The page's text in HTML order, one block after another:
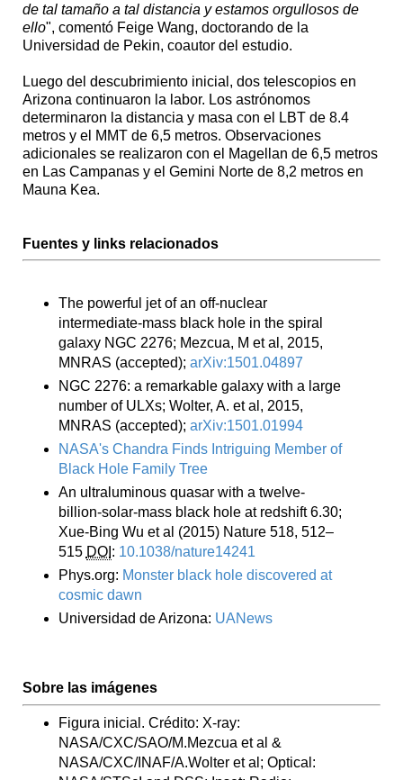
de tal tamaño a tal distancia y estamos orgullosos de
ello", comentó Feige Wang, doctorando de la
Universidad de Pekin, coautor del estudio.
Luego del descubrimiento inicial, dos telescopios en
Arizona continuaron la labor. Los astrónomos
determinaron la distancia y masa con el LBT de 8.4
metros y el MMT de 6,5 metros. Observaciones
adicionales se realizaron con el Magellan de 6,5 metros
en Las Campanas y el Gemini Norte de 8,2 metros en
Mauna Kea.
Fuentes y links relacionados
The powerful jet of an off-nuclear
intermediate-mass black hole in the spiral
galaxy NGC 2276; Mezcua, M et al, 2015,
MNRAS (accepted); arXiv:1501.04897
NGC 2276: a remarkable galaxy with a large
number of ULXs; Wolter, A. et al, 2015,
MNRAS (accepted); arXiv:1501.01994
NASA's Chandra Finds Intriguing Member of
Black Hole Family Tree
An ultraluminous quasar with a twelve-
billion-solar-mass black hole at redshift 6.30;
Xue-Bing Wu et al (2015) Nature 518, 512–
515 DOI : 10.1038/nature14241
Phys.org: Monster black hole discovered at
cosmic dawn
Universidad de Arizona: UANews
Sobre las imágenes
Figura inicial. Crédito: X-ray:
NASA/CXC/SAO/M.Mezcua et al &
NASA/CXC/INAF/A.Wolter et al; Optical: